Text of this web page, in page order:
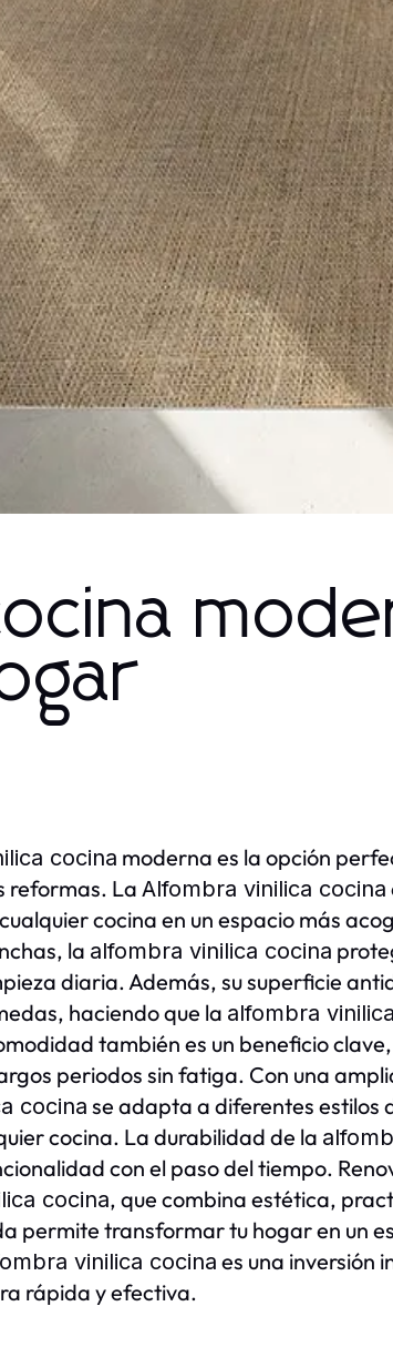
cocina moderna es la opción
reformas. La Alfombra vinilica cocina
cocina en un espacio más
la alfombra vinilica cocina
diaria. Además, su superficie
haciendo que la alfombra
también es un beneficio
periodos sin fatiga. Con una
cocina se adapta a diferentes estilos
cocina. La durabilidad de la
con el paso del tiempo.
cocina, que combina estética,
permite transformar tu hogar en un
vinilica cocina es una inversión
rápida y efectiva.